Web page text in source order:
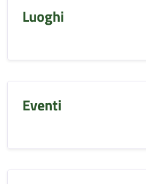
Luoghi
Eventi